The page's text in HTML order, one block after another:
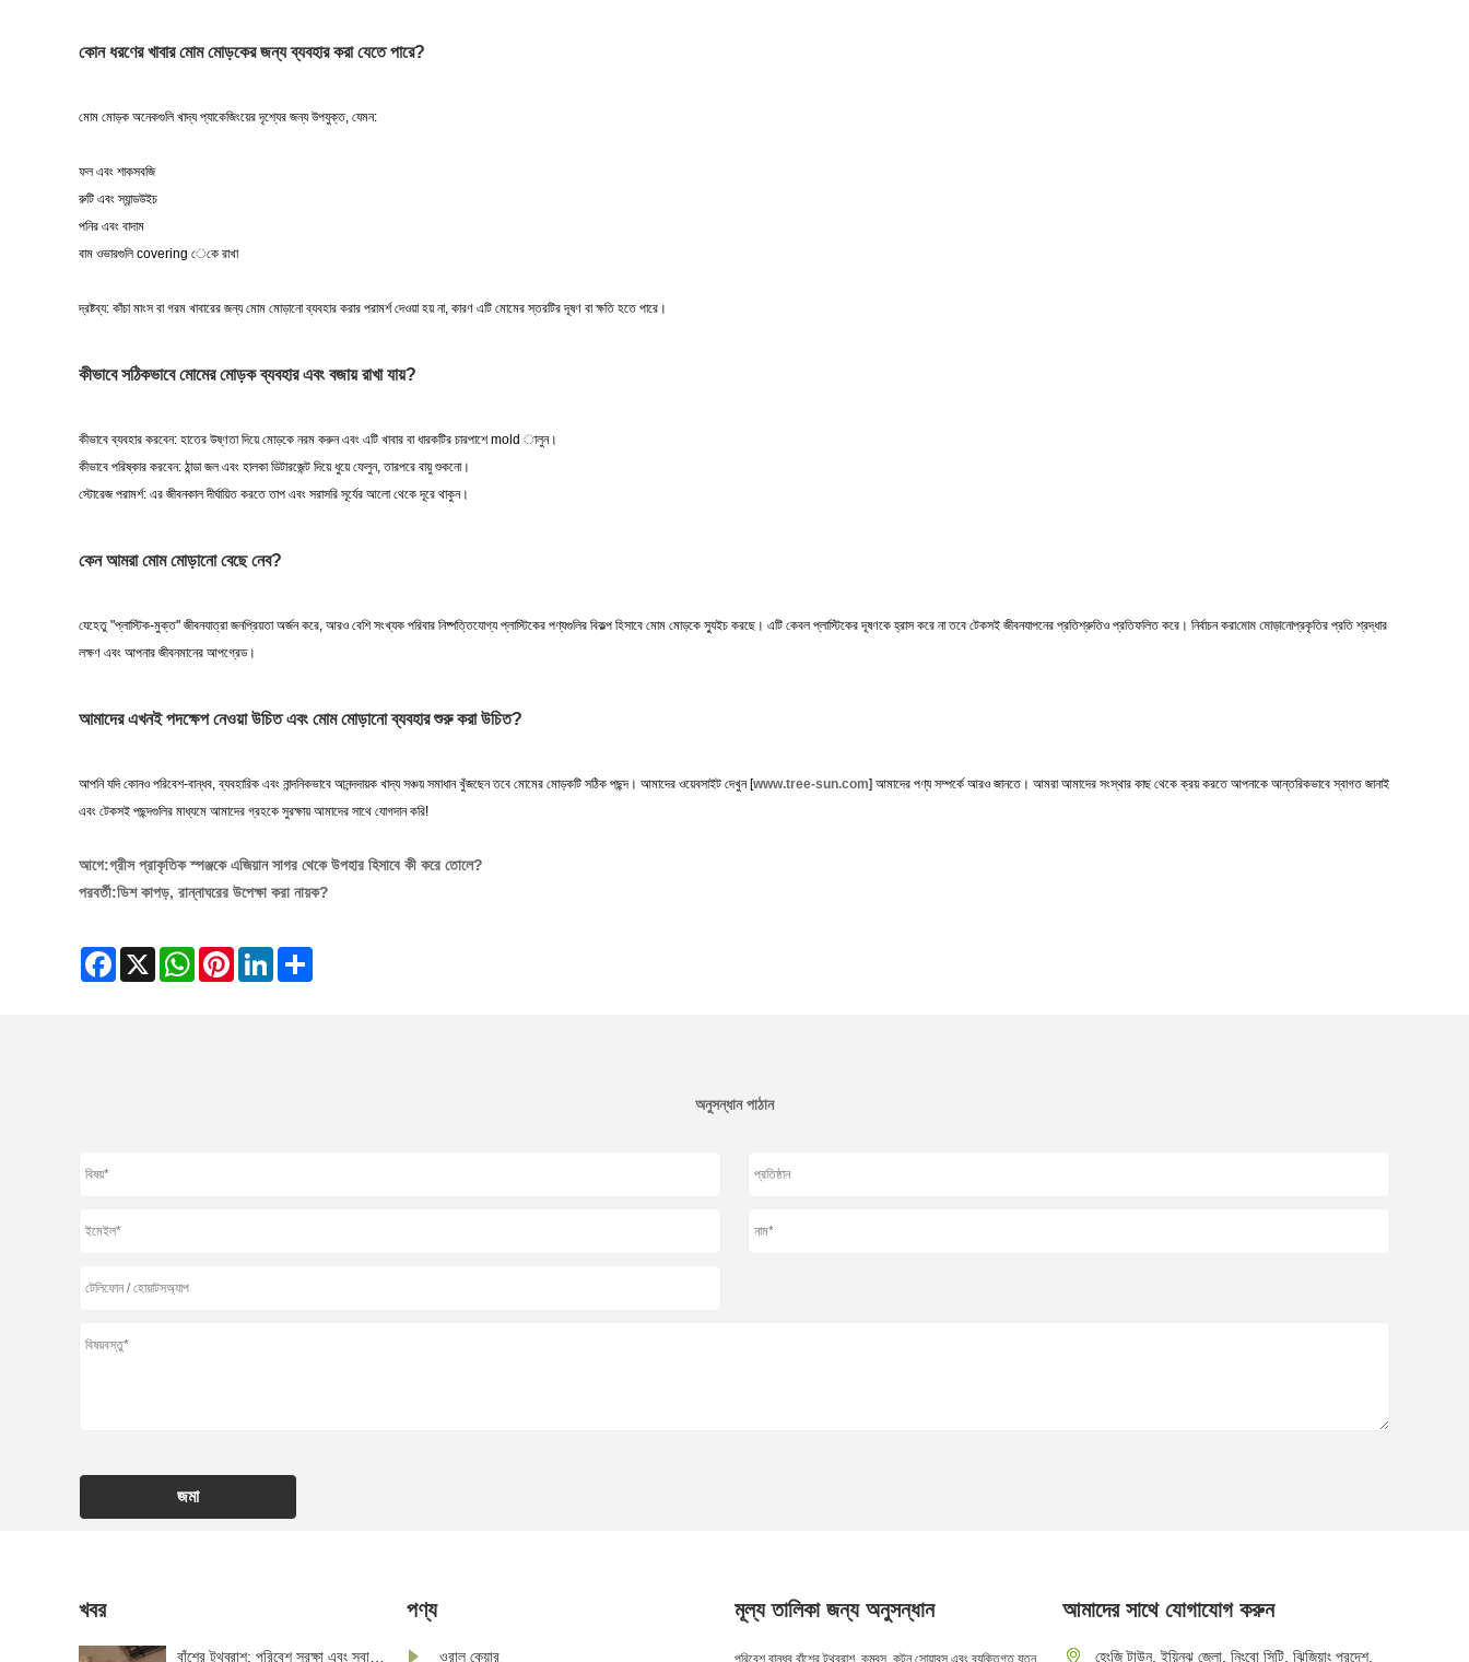
কোন ধরণের খাবার মোম মোড়কের জন্য ব্যবহার করা যেতে পারে?
মোম মোড়ক অনেকগুলি খাদ্য প্যাকেজিংয়ের দৃশ্যের জন্য উপযুক্ত, যেমন:
ফল এবং শাকসবজি
রুটি এবং স্যান্ডউইচ
পনির এবং বাদাম
বাম ওভারগুলি covering েকে রাখা
দ্রষ্টব্য: কাঁচা মাংস বা গরম খাবারের জন্য মোম মোড়ানো ব্যবহার করার পরামর্শ দেওয়া হয় না, কারণ এটি মোমের স্তরটির দূষণ বা ক্ষতি হতে পারে।
কীভাবে সঠিকভাবে মোমের মোড়ক ব্যবহার এবং বজায় রাখা যায়?
কীভাবে ব্যবহার করবেন: হাতের উষ্ণতা দিয়ে মোড়কে নরম করুন এবং এটি খাবার বা ধারকটির চারপাশে mold ালুন।
কীভাবে পরিষ্কার করবেন: ঠান্ডা জল এবং হালকা ডিটারজেন্ট দিয়ে ধুয়ে ফেলুন, তারপরে বায়ু শুকনো।
স্টোরেজ পরামর্শ: এর জীবনকাল দীর্ঘায়িত করতে তাপ এবং সরাসরি সূর্যের আলো থেকে দূরে থাকুন।
কেন আমরা মোম মোড়ানো বেছে নেব?
যেহেতু "প্লাস্টিক-মুক্ত" জীবনযাত্রা জনপ্রিয়তা অর্জন করে, আরও বেশি সংখ্যক পরিবার নিষ্পত্তিযোগ্য প্লাস্টিকের পণ্যগুলির বিকল্প হিসাবে মোম মোড়কে স্যুইচ করছে। এটি কেবল প্লাস্টিকের দূষণকে হ্রাস করে না তবে টেকসই জীবনযাপনের প্রতিশ্রুতিও প্রতিফলিত করে। নির্বাচন করামোম মোড়ানোপ্রকৃতির প্রতি শ্রদ্ধার
লক্ষণ এবং আপনার জীবনমানের আপগ্রেড।
আমাদের এখনই পদক্ষেপ নেওয়া উচিত এবং মোম মোড়ানো ব্যবহার শুরু করা উচিত?
আপনি যদি কোনও পরিবেশ-বান্ধব, ব্যবহারিক এবং নান্দনিকভাবে আনন্দদায়ক খাদ্য সঞ্চয় সমাধান খুঁজছেন তবে মোমের মোড়কটি সঠিক পছন্দ। আমাদের ওয়েবসাইট দেখুন [www.tree-sun.com] আমাদের পণ্য সম্পর্কে আরও জানতে। আমরা আমাদের সংস্থার কাছ থেকে ক্রয় করতে আপনাকে আন্তরিকভাবে স্বাগত জানাই
এবং টেকসই পছন্দগুলির মাধ্যমে আমাদের গ্রহকে সুরক্ষায় আমাদের সাথে যোগদান করি!
আগে:গ্রীস প্রাকৃতিক স্পঞ্জকে এজিয়ান সাগর থেকে উপহার হিসাবে কী করে তোলে?
পরবর্তী:ডিশ কাপড়, রান্নাঘরের উপেক্ষা করা নায়ক?
Facebook WhatsAppPinterestLinkedIn
অনুসন্ধান পাঠান
জমা
খবর
বাঁশের টুথব্রাশ: পরিবেশ সুরক্ষা এবং স্বাস্থ্যের বাঁশের টুথব্রাশ: পরিবেশ সুরক্ষা এবং স্বাস্থ্যের কীভাবে একটি জিহ্বা স্ক্র্যাপার কাজ করে এবং
পণ্য
ওরাল কেয়ার
মূল্য তালিকা জন্য অনুসন্ধান
পরিবেশ বান্ধব বাঁশের টুথব্রাশ, কম্বস, কটন সোয়াবস এবং ব্যক্তিগত যত্ন
আমাদের সাথে যোগাযোগ করুন
হেংজি টাউন, ইয়িনঝু জেলা, নিংবো সিটি, ঝিজিয়াং প্রদেশ,